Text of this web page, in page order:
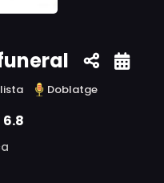
Doblatge
6.8